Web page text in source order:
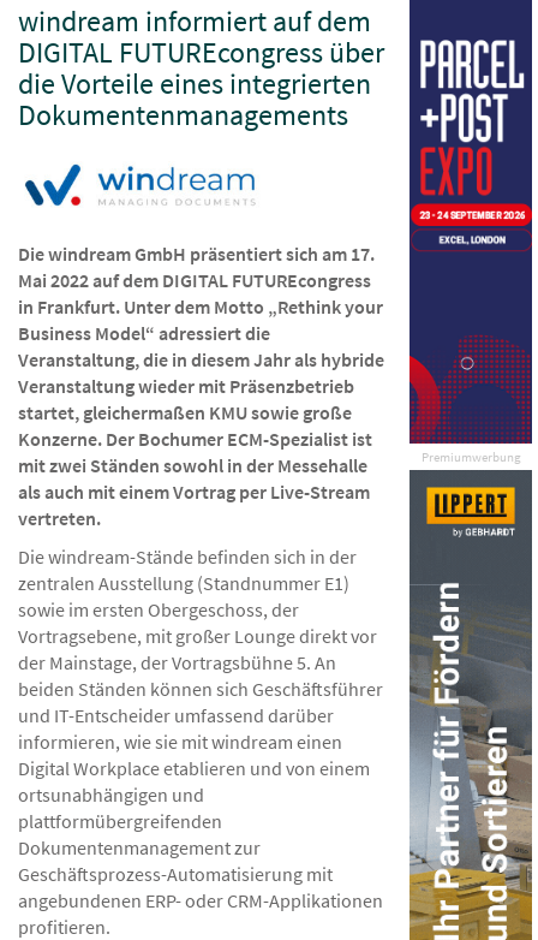
Premiumwerbung
windream informiert auf dem
DIGITAL FUTUREcongress über
die Vorteile eines integrierten
Dokumentenmanagements
Die windream GmbH präsentiert sich am 17.
Mai 2022 auf dem DIGITAL FUTUREcongress
in Frankfurt. Unter dem Motto „Rethink your
Business Model“ adressiert die
Veranstaltung, die in diesem Jahr als hybride
Veranstaltung wieder mit Präsenzbetrieb
startet, gleichermaßen KMU sowie große
Konzerne. Der Bochumer ECM-Spezialist ist
mit zwei Ständen sowohl in der Messehalle
als auch mit einem Vortrag per Live-Stream
vertreten.
Die windream-Stände befinden sich in der
zentralen Ausstellung (Standnummer E1)
sowie im ersten Obergeschoss, der
Vortragsebene, mit großer Lounge direkt vor
der Mainstage, der Vortragsbühne 5. An
beiden Ständen können sich Geschäftsführer
und IT-Entscheider umfassend darüber
informieren, wie sie mit windream einen
Digital Workplace etablieren und von einem
ortsunabhängigen und
plattformübergreifenden
Dokumentenmanagement zur
Geschäftsprozess-Automatisierung mit
angebundenen ERP- oder CRM-Applikationen
profitieren.